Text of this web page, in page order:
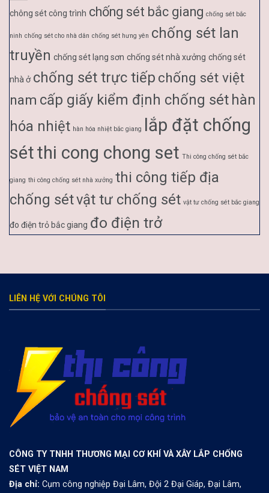
chông sét công trình chống sét bắc giang chống sét bắc
ninh chống sét cho nhà dân chống sét hưng yên chống sét lan
truyền chống sét lạng sơn chống sét nhà xưởng chống sét
nhà ở chống sét trực tiếp chống sét việt
nam cấp giấy kiểm định chống sét hàn
hóa nhiệt hàn hóa nhiệt bắc giang lắp đặt chống
sétthi cong chong set Thi công chống sét bắc
giang thi công chống sét nhà xưởng thi công tiếp địa
chống sétvật tư chống sét vật tư chống sét bắc giang
đo điện trỏ bắc giang đo điện trở
LIÊN HỆ VỚI CHÚNG TÔI
CÔNG TY TNHH THƯƠNG MẠI CƠ KHÍ VÀ XÂY LẮP CHỐNG
SÉT VIỆT NAM
Địa chỉ: Cụm công nghiệp Đại Lâm, Đội 2 Đại Giáp, Đại Lâm,